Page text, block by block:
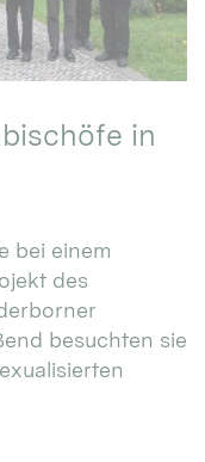
in
bei einem
des
besuchten sie